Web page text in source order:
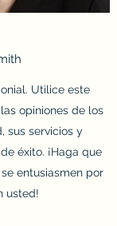
Utilice este
opiniones de los
sus servicios y
éxito. ¡Haga que
entusiasmen por
usted!